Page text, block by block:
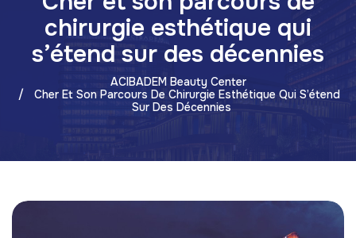
chirurgie esthétique qui
s’étend sur des décennies
ACIBADEM Beauty Center
Cher Et Son Parcours De Chirurgie Esthétique Qui S’étend
Sur Des Décennies